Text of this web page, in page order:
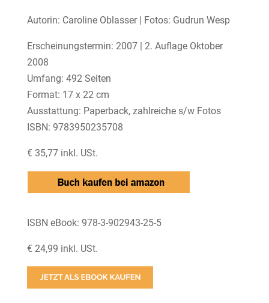
Autorin: Caroline Oblasser | Fotos: Gudrun Wesp
Erscheinungstermin: 2007 | 2. Auflage Oktober
2008
Umfang: 492 Seiten
Format: 17 x 22 cm
Ausstattung: Paperback, zahlreiche s/w Fotos
ISBN: 9783950235708
€ 35,77 inkl. USt.
ISBN eBook: 978-3-902943-25-5
€ 24,99 inkl. USt.